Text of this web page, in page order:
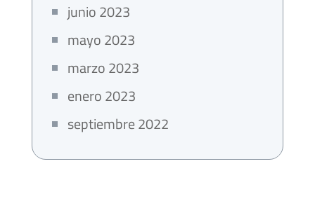
junio 2023
mayo 2023
marzo 2023
enero 2023
septiembre 2022